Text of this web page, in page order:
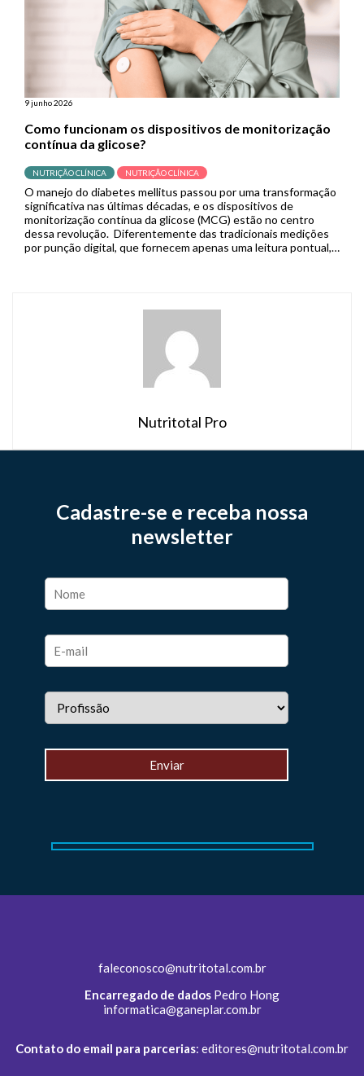
9 junho 2026
Como funcionam os dispositivos de monitorização
contínua da glicose?
NUTRIÇÃO CLÍNICA NUTRIÇÃO CLÍNICA
O manejo do diabetes mellitus passou por uma transformação
significativa nas últimas décadas, e os dispositivos de
monitorização contínua da glicose (MCG) estão no centro
dessa revolução. Diferentemente das tradicionais medições
por punção digital, que fornecem apenas uma leitura pontual,
Nutritotal Pro
Cadastre-se e receba nossa
newsletter
faleconosco@nutritotal.com.br
Encarregado de dados Pedro Hong
informatica@ganeplar.com.br
Contato do email para parcerias: editores@nutritotal.com.br